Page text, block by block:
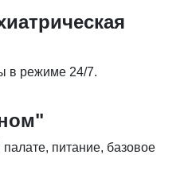
в режиме 24/7.
питание, базовое